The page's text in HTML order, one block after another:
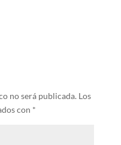
no será publicada. Los
con *